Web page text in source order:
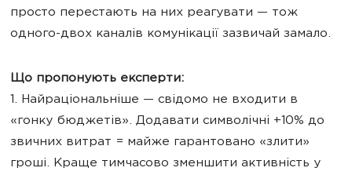
просто перестають на них реагувати — тож
одного-двох каналів комунікації зазвичай замало.
Що пропонують експерти:
1. Найраціональніше — свідомо не входити в
«гонку бюджетів». Додавати символічні +10% до
звичних витрат = майже гарантовано «злити»
гроші. Краще тимчасово зменшити активність у